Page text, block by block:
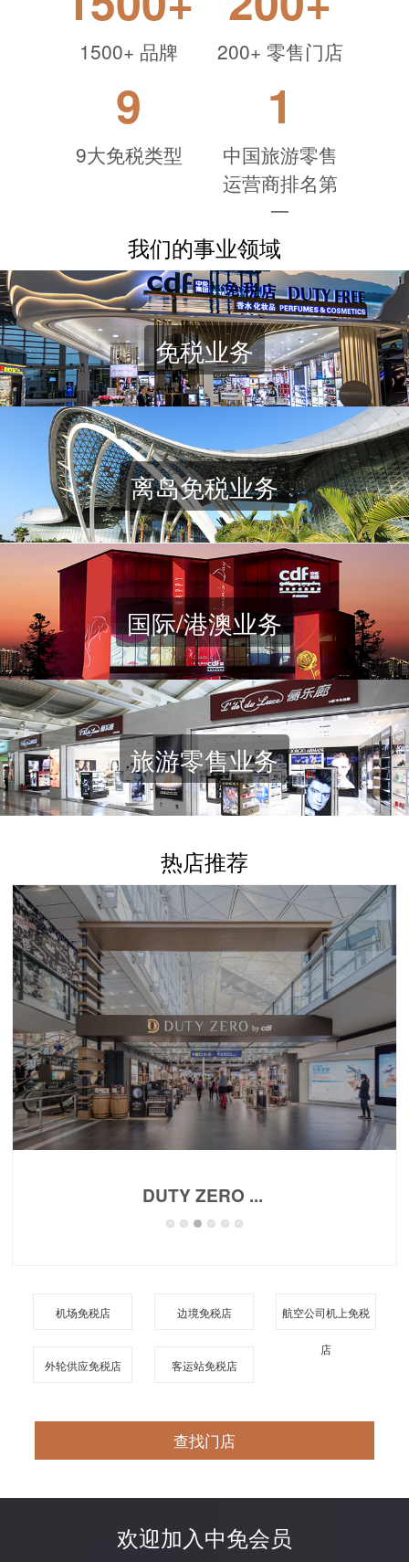
1500+ 品牌 200+ 零售门店
9
9大免税类型
1
中国旅游零售
运营商排名第
一
我们的事业领域
免税业务
离岛免税业务
国际/港澳业务
旅游零售业务
热店推荐
DUTY ZERO ...
机场免税店 边境免税店 航空公司机上免税
店
外轮供应免税店
客运站免税店
查找门店
欢迎加入中免会员